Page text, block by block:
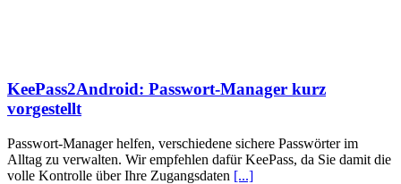
KeePass2Android: Passwort-Manager kurz
vorgestellt
Passwort-Manager helfen, verschiedene sichere Passwörter im
Alltag zu verwalten. Wir empfehlen dafür KeePass, da Sie damit die
volle Kontrolle über Ihre Zugangsdaten [...]